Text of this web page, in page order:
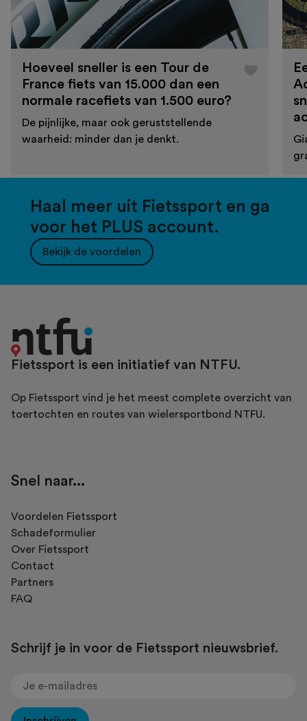
Hoeveel sneller is een Tour de
France fiets van 15.000 dan een
normale racefiets van 1.500 euro?
De pijnlijke, maar ook geruststellende
waarheid: minder dan je denkt.
Haal meer uit Fietssport en ga
voor het PLUS account.
Bekijk de voordelen
Fietssport is een initiatief van NTFU.
Op Fietssport vind je het meest complete overzicht van
toertochten en routes van wielersportbond NTFU.
Snel naar...
Voordelen Fietssport
Schadeformulier
Over Fietssport
Contact
Partners
FAQ
Schrijf je in voor de Fietssport nieuwsbrief.